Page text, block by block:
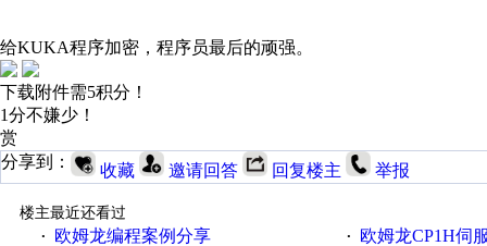
给KUKA程序加密，程序员最后的顽强。
下载附件需5积分！
1分不嫌少！
赏
分享到：
收藏 邀请回答 回复楼主 举报
楼主最近还看过
·
欧姆龙编程案例分享 · 欧姆龙CP1H伺